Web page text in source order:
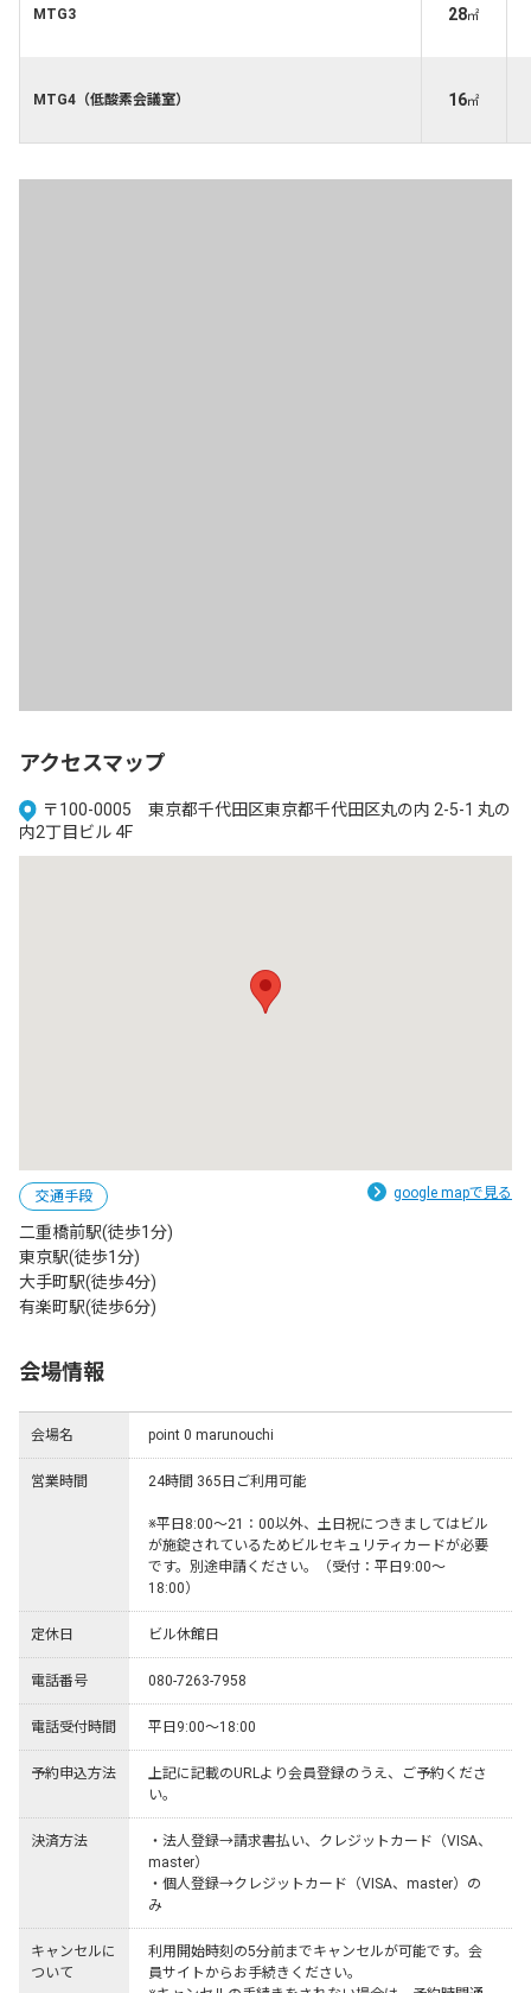
MTG3 28㎡
MTG4（低酸素会議室） 16㎡
アクセスマップ
〒100-0005 東京都千代田区東京都千代田区丸の内 2-5-1 丸の
内2丁目ビル 4F
google mapで見る
交通手段
二重橋前駅(徒歩1分)
東京駅(徒歩1分)
大手町駅(徒歩4分)
有楽町駅(徒歩6分)
会場情報
会場名 point 0 marunouchi
営業時間 24時間 365日ご利用可能
※平日8:00～21：00以外、土日祝につきましてはビル
が施錠されているためビルセキュリティカードが必要
です。別途申請ください。（受付：平日9:00～
18:00）
定休日 ビル休館日
電話番号 080-7263-7958
電話受付時間 平日9:00～18:00
予約申込方法
上記に記載のURLより会員登録のうえ、ご予約くださ
い。
決済方法
・法人登録→請求書払い、クレジットカード（VISA、
master）
・個人登録→クレジットカード（VISA、master）の
み
キャンセルに
ついて
利用開始時刻の5分前までキャンセルが可能です。会
員サイトからお手続きください。